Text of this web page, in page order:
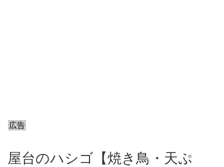
広告
屋台のハシゴ【焼き鳥・天ぷ